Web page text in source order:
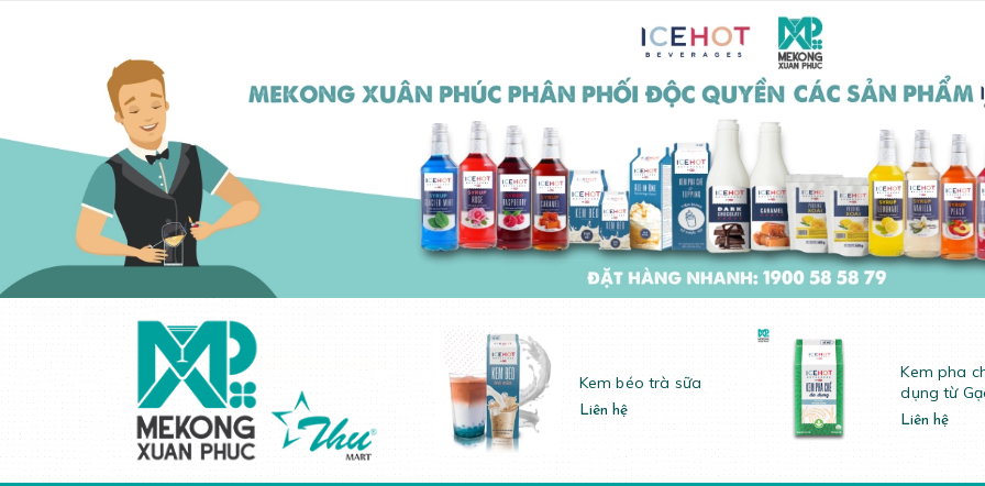
21350
Liên hệ
Kem béo trà sữa
Liên hệ
Kem pha
dụng từ
Liên hệ